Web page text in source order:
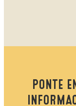
PONTE